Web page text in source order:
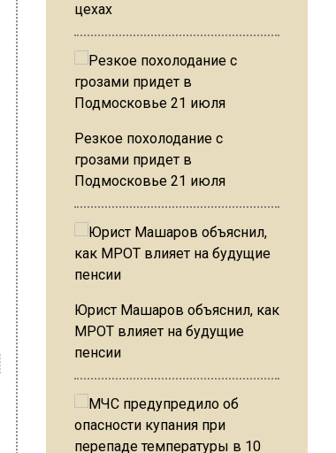
цехах
Резкое похолодание с
грозами придет в
Подмосковье 21 июля
Юрист Машаров объяснил, как
МРОТ влияет на будущие
пенсии